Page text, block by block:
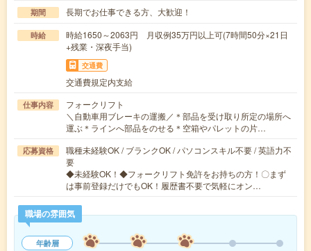
期間 長期でお仕事できる方、大歓迎！
時給
時給1650～2063円 月収例35万円以上可(7時間50分×21日
+残業・深夜手当)
交通費
交通費規定内支給
仕事内容
フォークリフト
＼自動車用ブレーキの運搬／＊部品を受け取り所定の場所へ
運ぶ＊ラインへ部品をのせる＊空箱やパレットの片…
応募資格
職種未経験OK / ブランクOK / パソコンスキル不要 / 英語力不
要
◆未経験OK！◆フォークリフト免許をお持ちの方！〇まず
は事前登録だけでもOK！履歴書不要で気軽にオン…
職場の雰囲気
年齢層